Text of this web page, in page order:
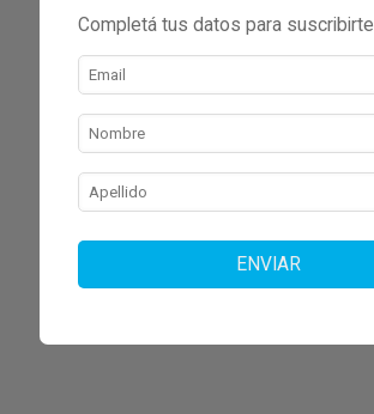
Completá tus datos para suscribirte
ENVIAR